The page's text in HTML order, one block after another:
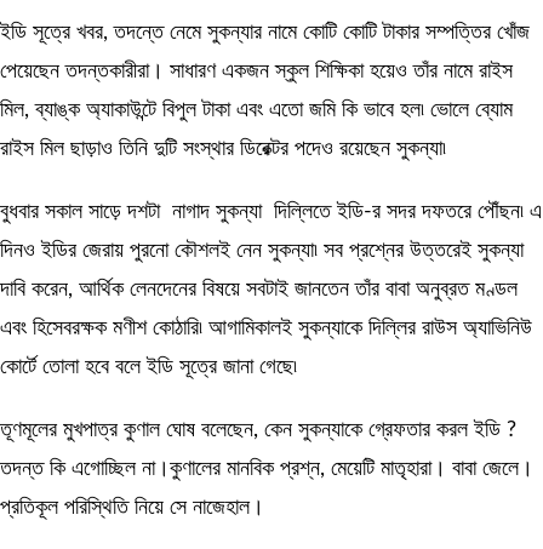
ইডি সূত্রে খবর, তদন্তে নেমে সুকন্যার নামে কোটি কোটি টাকার সম্পত্তির খোঁজ
পেয়েছেন তদন্তকারীরা। সাধারণ একজন স্কুল শিক্ষিকা হয়েও তাঁর নামে রাইস
মিল, ব্যাঙ্ক অ্যাকাউন্টে বিপুল টাকা এবং এতো জমি কি ভাবে হল৷ ভোলে ব্যোম
রাইস মিল ছাড়াও তিনি দুটি সংস্থার ডিরেক্টর পদেও রয়েছেন সুকন্যা৷
বুধবার সকাল সাড়ে দশটা নাগাদ সুকন্যা দিল্লিতে ইডি-র সদর দফতরে পৌঁছন৷ এ
দিনও ইডির জেরায় পুরনো কৌশলই নেন সুকন্যা৷ সব প্রশ্নের উত্তরেই সুকন্যা
দাবি করেন, আর্থিক লেনদেনের বিষয়ে সবটাই জানতেন তাঁর বাবা অনুব্রত মণ্ডল
এবং হিসেবরক্ষক মণীশ কোঠারি৷ আগামিকালই সুকন্যাকে দিল্লির রাউস অ্যাভিনিউ
কোর্টে তোলা হবে বলে ইডি সূত্রে জানা গেছে৷
তূণমূলের মুখপাত্র কুণাল ঘোষ বলেছেন, কেন সুকন্যাকে গ্রেফতার করল ইডি ?
তদন্ত কি এগোচ্ছিল না।কুণালের মানবিক প্রশ্ন, মেয়েটি মাতৃহারা। বাবা জেলে।
প্রতিকূল পরিস্থিতি নিয়ে সে নাজেহাল।